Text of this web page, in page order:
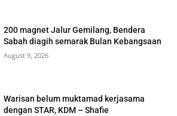
200 magnet Jalur Gemilang, Bendera
Sabah diagih semarak Bulan Kebangsaan
August 9, 2026
Warisan belum muktamad kerjasama
dengan STAR, KDM – Shafie